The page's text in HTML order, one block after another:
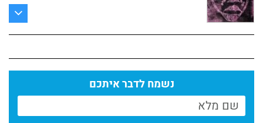
26
חדשות המחלקה לתקשורת חזותית | פברואר
קרא עוד >נשמח לדבר איתכם